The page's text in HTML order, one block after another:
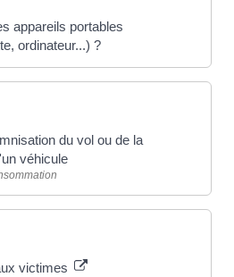
appareils portables
ordinateur...) ?
du vol ou de la
véhicule
victimes